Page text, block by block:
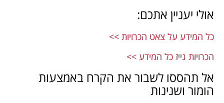
אולי יעניין אתכם:
כל המידע על צאט הכרויות >>
הכרויות גייז כל המידע >>
אל תהססו לשבור את הקרח באמצעות
הומור ושנינות